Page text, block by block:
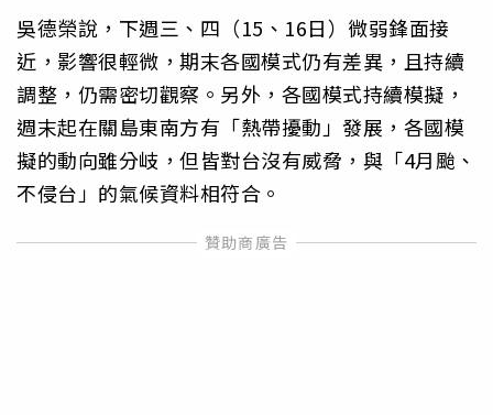
吳德榮說，下週三、四（15、16日）微弱鋒面接
近，影響很輕微，期末各國模式仍有差異，且持續
調整，仍需密切觀察。另外，各國模式持續模擬，
週末起在關島東南方有「熱帶擾動」發展，各國模
擬的動向雖分岐，但皆對台沒有威脅，與「4月颱、
不侵台」的氣候資料相符合。